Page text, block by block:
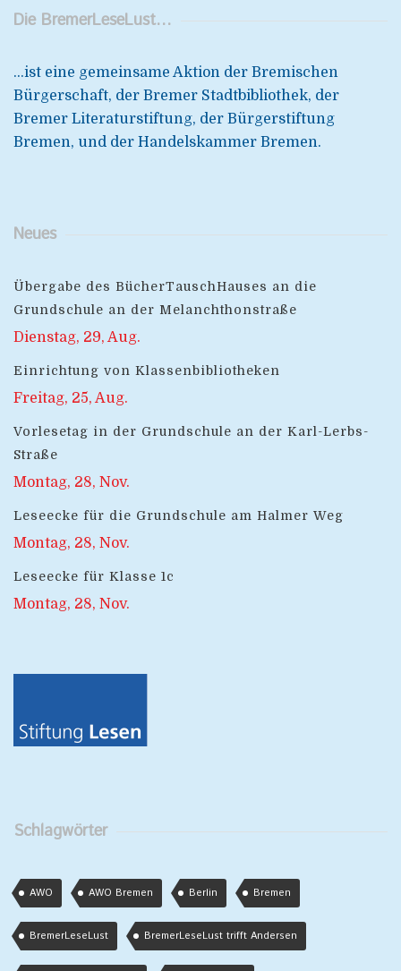
Die BremerLeseLust…
...ist eine gemeinsame Aktion der Bremischen
Bürgerschaft, der Bremer Stadtbibliothek, der
Bremer Literaturstiftung, der Bürgerstiftung
Bremen, und der Handelskammer Bremen.
Neues
Übergabe des BücherTauschHauses an die
Grundschule an der Melanchthonstraße
Dienstag, 29, Aug.
Einrichtung von Klassenbibliotheken
Freitag, 25, Aug.
Vorlesetag in der Grundschule an der Karl-Lerbs-
Straße
Montag, 28, Nov.
Leseecke für die Grundschule am Halmer Weg
Montag, 28, Nov.
Leseecke für Klasse 1c
Montag, 28, Nov.
Schlagwörter
AWO AWO Bremen Berlin Bremen
BremerLeseLust BremerLeseLust trifft Andersen